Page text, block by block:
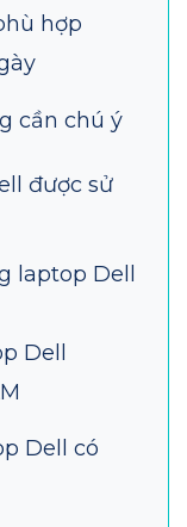
hợp
cần chú ý
được sử
laptop Dell
Dell
Dell có